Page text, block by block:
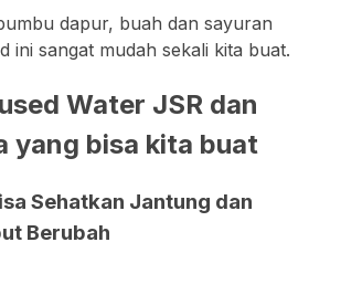
dapur, buah dan sayuran
ini sangat mudah sekali kita buat.
Water JSR dan
yang bisa kita buat
Sehatkan Jantung dan
Berubah